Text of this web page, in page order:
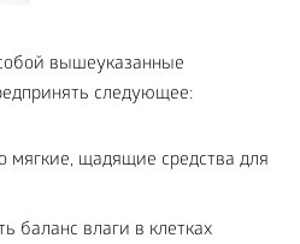
вышеуказанные
следующее:
мягкие, щадящие средства для
баланс влаги в клетках